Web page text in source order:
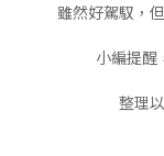
雖然好駕馭，
小編提醒
整理